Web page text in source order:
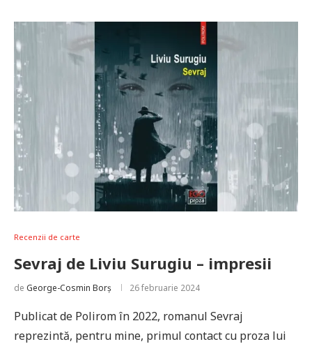
Recenzii de carte
Sevraj de Liviu Surugiu – impresii
de George-Cosmin Borș 26 februarie 2024
Publicat de Polirom în 2022, romanul Sevraj
reprezintă, pentru mine, primul contact cu proza lui